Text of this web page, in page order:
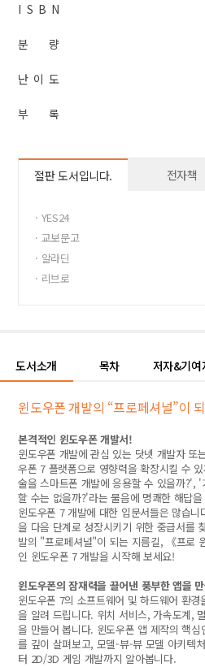
I S B N
분 량
난 이 도
부 록
절판 도서입니다. 전자책
· YES24
· 교보문고
· 알라딘
· 리브로
도서소개 목차 저자&기여
윈도우폰 개발의 “프로페셔널”이
본격적인 윈도우폰 개발서!
윈도우폰 개발에 관심 있는 닷넷 개발자 또
우폰 7 플랫폼으로 영향력을 확장시킬 수
술을 스마트폰 개발에 응용할 수 있을까?',
할 수는 없을까?'라는 물음에 명쾌한 해답
윈도우폰 7 개발에 대한 입문서들은 많습
을 다음 단계로 성장시키기 위한 중급서를
발의 "프로페셔널"이 되는 지름길, 《프로
인 윈도우폰 7 개발을 시작해 보세요!
윈도우폰의 잠재력을 끌어낸 풍부한 앱을
윈도우폰 7의 소프트웨어 및 하드웨어 환
을 알려 드립니다. 위치 서비스, 가속도계,
을 만들어 봅니다. 윈도우폰 앱 제작의 핵
를 깊이 살펴보고, 모델-뷰-뷰 모델 아키텍
터 2D/3D 게임 개발까지 알아봅니다.